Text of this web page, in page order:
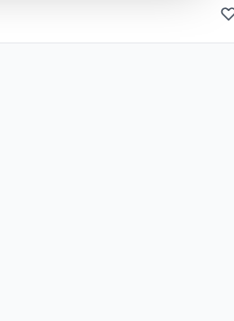
évre sűrű és életerős legyen.